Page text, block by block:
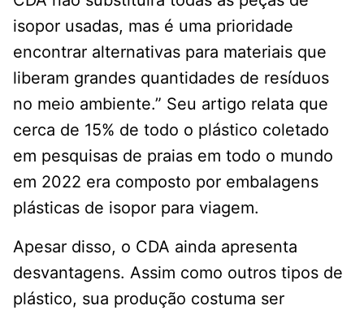
isopor usadas, mas é uma prioridade
encontrar alternativas para materiais que
liberam grandes quantidades de resíduos
no meio ambiente.” Seu artigo relata que
cerca de 15% de todo o plástico coletado
em pesquisas de praias em todo o mundo
em 2022 era composto por embalagens
plásticas de isopor para viagem.
Apesar disso, o CDA ainda apresenta
desvantagens. Assim como outros tipos de
plástico, sua produção costuma ser